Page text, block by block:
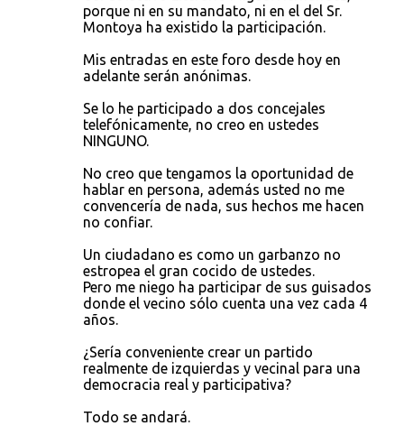
porque ni en su mandato, ni en el del Sr.
Montoya ha existido la participación.
Mis entradas en este foro desde hoy en
adelante serán anónimas.
Se lo he participado a dos concejales
telefónicamente, no creo en ustedes
NINGUNO.
No creo que tengamos la oportunidad de
hablar en persona, además usted no me
convencería de nada, sus hechos me hacen
no confiar.
Un ciudadano es como un garbanzo no
estropea el gran cocido de ustedes.
Pero me niego ha participar de sus guisados
donde el vecino sólo cuenta una vez cada 4
años.
¿Sería conveniente crear un partido
realmente de izquierdas y vecinal para una
democracia real y participativa?
Todo se andará.